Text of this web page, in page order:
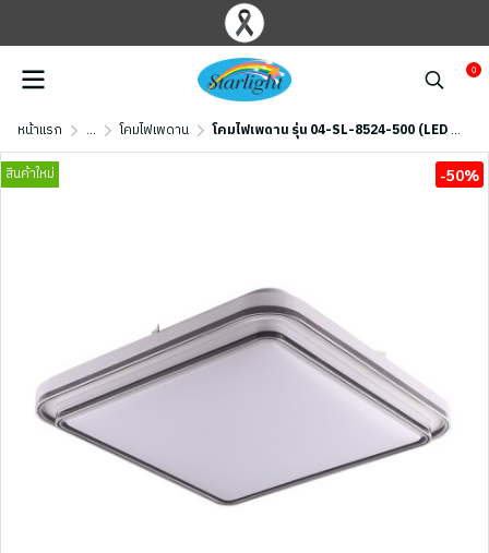
0
หน้าแรก ... โคมไฟเพดาน โคมไฟเพดาน รุ่น 04-SL-8524-500 (LED 80W) สีดำ
สินค้าใหม่ -50%